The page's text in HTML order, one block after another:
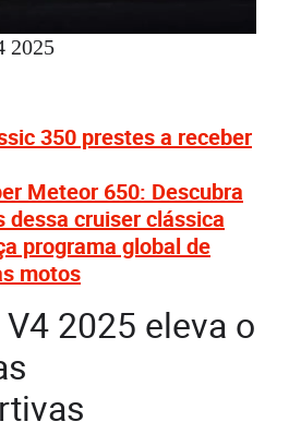
2025
350 prestes a receber
Meteor 650: Descubra
dessa cruiser clássica
programa global de
motos
2025 eleva o